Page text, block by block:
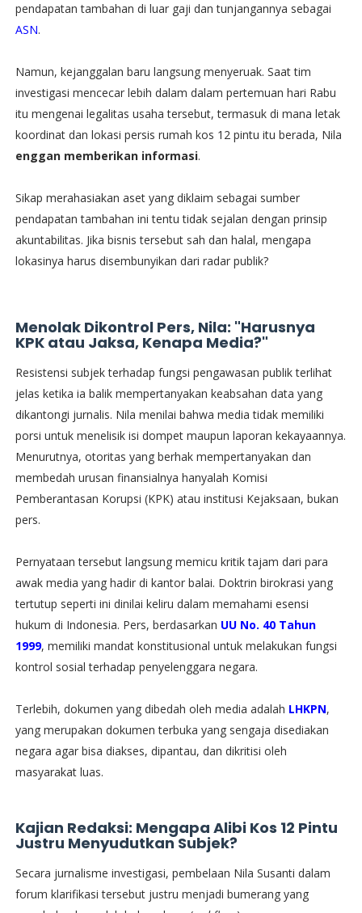
pendapatan tambahan di luar gaji dan tunjangannya sebagai
ASN.
Namun, kejanggalan baru langsung menyeruak. Saat tim
investigasi mencecar lebih dalam dalam pertemuan hari Rabu
itu mengenai legalitas usaha tersebut, termasuk di mana letak
koordinat dan lokasi persis rumah kos 12 pintu itu berada, Nila
enggan memberikan informasi.
Sikap merahasiakan aset yang diklaim sebagai sumber
pendapatan tambahan ini tentu tidak sejalan dengan prinsip
akuntabilitas. Jika bisnis tersebut sah dan halal, mengapa
lokasinya harus disembunyikan dari radar publik?
Menolak Dikontrol Pers, Nila: "Harusnya
KPK atau Jaksa, Kenapa Media?"
​Resistensi subjek terhadap fungsi pengawasan publik terlihat
jelas ketika ia balik mempertanyakan keabsahan data yang
dikantongi jurnalis. Nila menilai bahwa media tidak memiliki
porsi untuk menelisik isi dompet maupun laporan kekayaannya.
Menurutnya, otoritas yang berhak mempertanyakan dan
membedah urusan finansialnya hanyalah Komisi
Pemberantasan Korupsi (KPK) atau institusi Kejaksaan, bukan
pers.
​Pernyataan tersebut langsung memicu kritik tajam dari para
awak media yang hadir di kantor balai. Doktrin birokrasi yang
tertutup seperti ini dinilai keliru dalam memahami esensi
hukum di Indonesia. Pers, berdasarkan UU No. 40 Tahun
1999, memiliki mandat konstitusional untuk melakukan fungsi
kontrol sosial terhadap penyelenggara negara.
Terlebih, dokumen yang dibedah oleh media adalah LHKPN,
yang merupakan dokumen terbuka yang sengaja disediakan
negara agar bisa diakses, dipantau, dan dikritisi oleh
masyarakat luas.
Kajian Redaksi: Mengapa Alibi Kos 12 Pintu
Justru Menyudutkan Subjek?
​Secara jurnalisme investigasi, pembelaan Nila Susanti dalam
forum klarifikasi tersebut justru menjadi bumerang yang